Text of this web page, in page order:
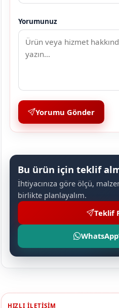
Yorumunuz
Yorumu Gönder
Bu ürün için teklif
İhtiyacınıza göre ölçü,
birlikte planlayalım.
Teklif
HIZLI ILETIŞIM